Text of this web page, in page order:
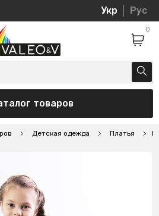
Укр Рус
0
товаров
Детская одежда Платья